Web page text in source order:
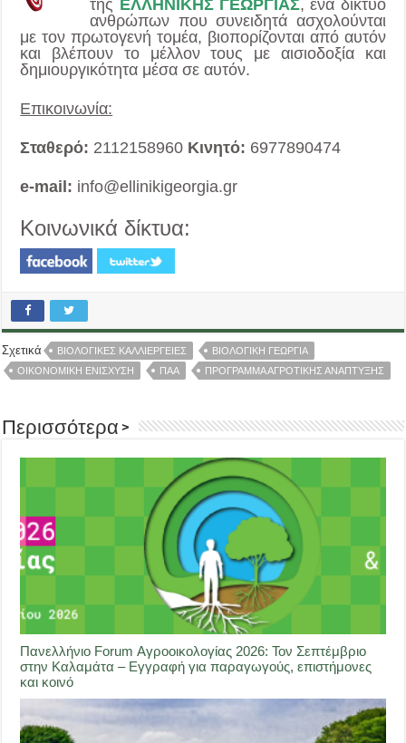
της ΕΛΛΗΝΙΚΗΣ ΓΕΩΡΓΙΑΣ, ένα δίκτυο
ανθρώπων που συνειδητά ασχολούνται
με τον πρωτογενή τομέα, βιοπορίζονται από αυτόν
και βλέπουν το μέλλον τους με αισιοδοξία και
δημιουργικότητα μέσα σε αυτόν.
Επικοινωνία:
Σταθερό: 2112158960 Κινητό: 6977890474
e-mail: info@ellinikigeorgia.gr
Κοινωνικά δίκτυα:
Σχετικά ΒΙΟΛΟΓΙΚΕΣ ΚΑΛΛΙΕΡΓΕΙΕΣ
ΒΙΟΛΟΓΙΚΗ ΓΕΩΡΓΙΑ
ΟΙΚΟΝΟΜΙΚΗ ΕΝΙΣΧΥΣΗ
ΠΑΑ ΠΡΟΓΡΑΜΜΑ ΑΓΡΟΤΙΚΗΣ ΑΝΑΠΤΥΞΗΣ
Περισσότερα >
Πανελλήνιο Forum Αγροοικολογίας 2026: Τον Σεπτέμβριο
στην Καλαμάτα – Εγγραφή για παραγωγούς, επιστήμονες
και κοινό